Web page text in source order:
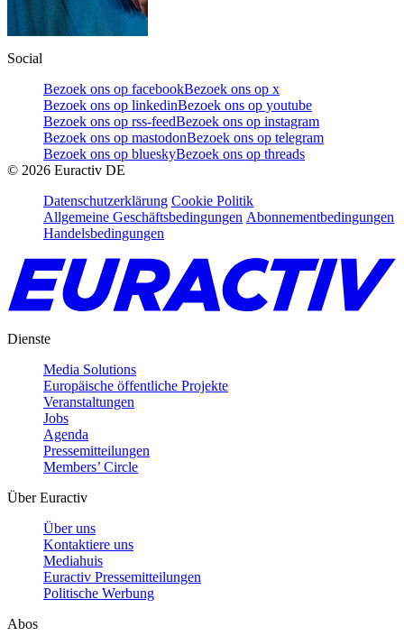
Social
Bezoek ons op facebookBezoek ons op x
Bezoek ons op linkedinBezoek ons op youtube
Bezoek ons op rss-feedBezoek ons op instagram
Bezoek ons op mastodonBezoek ons op telegram
Bezoek ons op blueskyBezoek ons op threads
© 2026 Euractiv DE
Datenschutzerklärung Cookie Politik
Allgemeine Geschäftsbedingungen Abonnementbedingungen
Handelsbedingungen
Dienste
Media Solutions
Europäische öffentliche Projekte
Veranstaltungen
Jobs
Agenda
Pressemitteilungen
Members’ Circle
Über Euractiv
Über uns
Kontaktiere uns
Mediahuis
Euractiv Pressemitteilungen
Politische Werbung
Abos